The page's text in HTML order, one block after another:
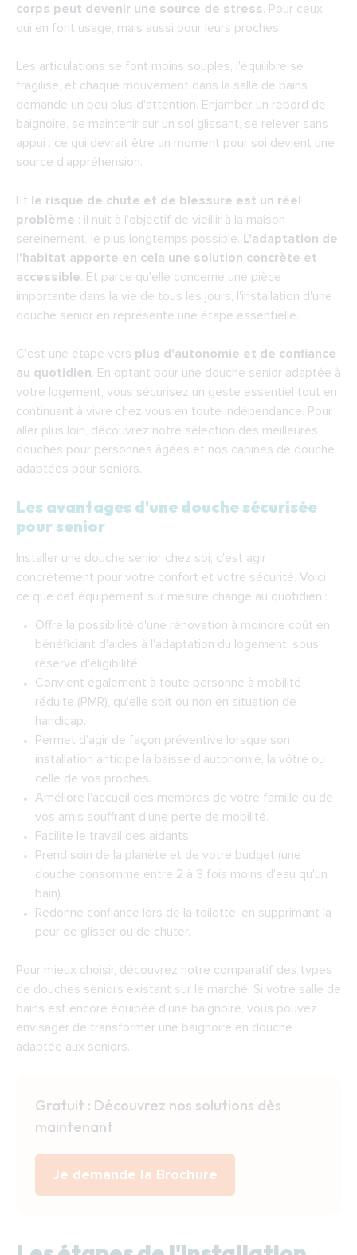
corps peut devenir une source de stress. Pour ceux
qui en font usage, mais aussi pour leurs proches.
Les articulations se font moins souples, l'équilibre se
fragilise, et chaque mouvement dans la salle de bains
demande un peu plus d'attention. Enjamber un rebord de
baignoire, se maintenir sur un sol glissant, se relever sans
appui : ce qui devrait être un moment pour soi devient une
source d'appréhension.
Et le risque de chute et de blessure est un réel
problème : il nuit à l'objectif de vieillir à la maison
sereinement, le plus longtemps possible. L'adaptation de
l'habitat apporte en cela une solution concrète et
accessible. Et parce qu'elle concerne une pièce
importante dans la vie de tous les jours, l'installation d'une
douche senior en représente une étape essentielle.
C'est une étape vers plus d'autonomie et de confiance
au quotidien. En optant pour une douche senior adaptée à
votre logement, vous sécurisez un geste essentiel tout en
continuant à vivre chez vous en toute indépendance. Pour
aller plus loin, découvrez notre sélection des meilleures
douches pour personnes âgées et nos cabines de douche
adaptées pour seniors.
Les avantages d'une douche sécurisée
pour senior
Installer une douche senior chez soi, c'est agir
concrètement pour votre confort et votre sécurité. Voici
ce que cet équipement sur mesure change au quotidien :
Offre la possibilité d'une rénovation à moindre coût en
bénéficiant d'aides à l'adaptation du logement, sous
réserve d'éligibilité.
Convient également à toute personne à mobilité
réduite (PMR), qu'elle soit ou non en situation de
handicap.
Permet d'agir de façon préventive lorsque son
installation anticipe la baisse d'autonomie, la vôtre ou
celle de vos proches.
Améliore l'accueil des membres de votre famille ou de
vos amis souffrant d'une perte de mobilité.
Facilite le travail des aidants.
Prend soin de la planète et de votre budget (une
douche consomme entre 2 à 3 fois moins d'eau qu'un
bain).
Redonne confiance lors de la toilette, en supprimant la
peur de glisser ou de chuter.
Pour mieux choisir, découvrez notre comparatif des types
de douches seniors existant sur le marché. Si votre salle de
bains est encore équipée d'une baignoire, vous pouvez
envisager de transformer une baignoire en douche
adaptée aux seniors.
Gratuit : Découvrez nos solutions dès
maintenant
Je demande la Brochure